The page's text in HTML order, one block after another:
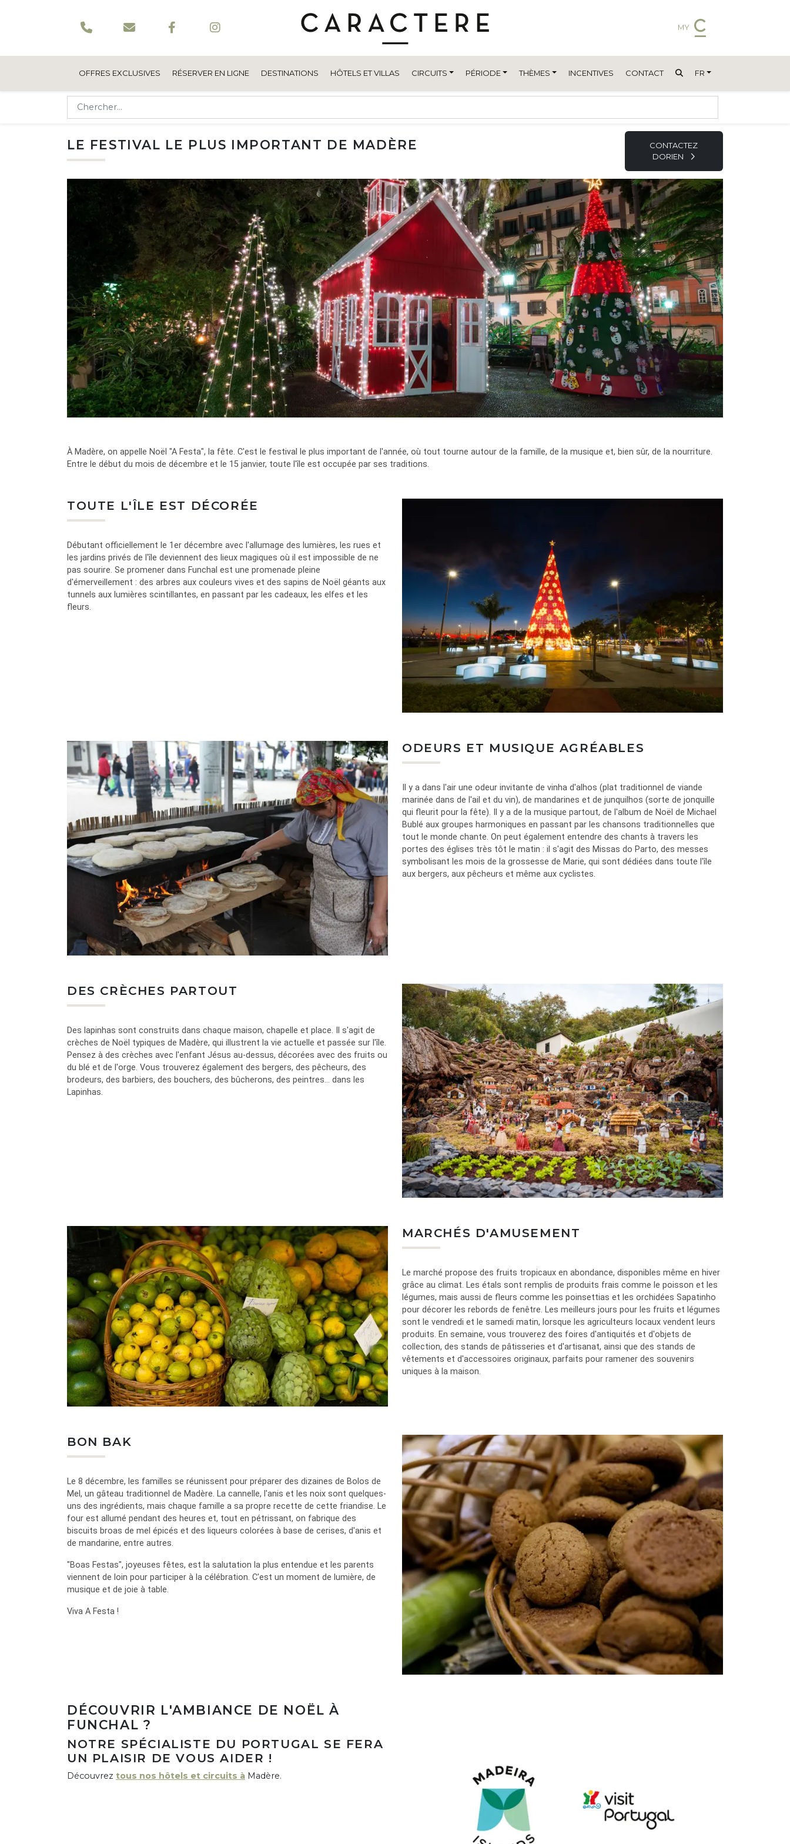
MY
OFFRES EXCLUSIVES RÉSERVER EN LIGNE DESTINATIONS HÔTELS ET VILLAS CIRCUITS PÉRIODE THÈMES INCENTIVES CONTACT FR
LE FESTIVAL LE PLUS IMPORTANT DE MADÈRE
CONTACTEZ
DORIEN
À Madère, on appelle Noël "A Festa", la fête. C'est le festival le plus important de l'année, où tout tourne autour de la famille, de la musique et, bien sûr, de la nourriture.
Entre le début du mois de décembre et le 15 janvier, toute l'île est occupée par ses traditions.
TOUTE L'ÎLE EST DÉCORÉE
Débutant officiellement le 1er décembre avec l'allumage des lumières, les rues et
les jardins privés de l'île deviennent des lieux magiques où il est impossible de ne
pas sourire. Se promener dans Funchal est une promenade pleine
d'émerveillement : des arbres aux couleurs vives et des sapins de Noël géants aux
tunnels aux lumières scintillantes, en passant par les cadeaux, les elfes et les
fleurs.
ODEURS ET MUSIQUE AGRÉABLES
Il y a dans l'air une odeur invitante de vinha d'alhos (plat traditionnel de viande
marinée dans de l'ail et du vin), de mandarines et de junquilhos (sorte de jonquille
qui fleurit pour la fête). Il y a de la musique partout, de l'album de Noël de Michael
Bublé aux groupes harmoniques en passant par les chansons traditionnelles que
tout le monde chante. On peut également entendre des chants à travers les
portes des églises très tôt le matin : il s'agit des Missas do Parto, des messes
symbolisant les mois de la grossesse de Marie, qui sont dédiées dans toute l'île
aux bergers, aux pêcheurs et même aux cyclistes.
DES CRÈCHES PARTOUT
Des lapinhas sont construits dans chaque maison, chapelle et place. Il s'agit de
crèches de Noël typiques de Madère, qui illustrent la vie actuelle et passée sur l'île.
Pensez à des crèches avec l'enfant Jésus au-dessus, décorées avec des fruits ou
du blé et de l'orge. Vous trouverez également des bergers, des pêcheurs, des
brodeurs, des barbiers, des bouchers, des bûcherons, des peintres... dans les
Lapinhas.
MARCHÉS D'AMUSEMENT
Le marché propose des fruits tropicaux en abondance, disponibles même en hiver
grâce au climat. Les étals sont remplis de produits frais comme le poisson et les
légumes, mais aussi de fleurs comme les poinsettias et les orchidées Sapatinho
pour décorer les rebords de fenêtre. Les meilleurs jours pour les fruits et légumes
sont le vendredi et le samedi matin, lorsque les agriculteurs locaux vendent leurs
produits. En semaine, vous trouverez des foires d'antiquités et d'objets de
collection, des stands de pâtisseries et d'artisanat, ainsi que des stands de
vêtements et d'accessoires originaux, parfaits pour ramener des souvenirs
uniques à la maison.
BON BAK
Le 8 décembre, les familles se réunissent pour préparer des dizaines de Bolos de
Mel, un gâteau traditionnel de Madère. La cannelle, l'anis et les noix sont quelques-
uns des ingrédients, mais chaque famille a sa propre recette de cette friandise. Le
four est allumé pendant des heures et, tout en pétrissant, on fabrique des
biscuits broas de mel épicés et des liqueurs colorées à base de cerises, d'anis et
de mandarine, entre autres.
"Boas Festas", joyeuses fêtes, est la salutation la plus entendue et les parents
viennent de loin pour participer à la célébration. C'est un moment de lumière, de
musique et de joie à table.
Viva A Festa !
DÉCOUVRIR L'AMBIANCE DE NOËL À
FUNCHAL ?
NOTRE SPÉCIALISTE DU PORTUGAL SE FERA
UN PLAISIR DE VOUS AIDER !
Découvrez tous nos hôtels et circuits à Madère.